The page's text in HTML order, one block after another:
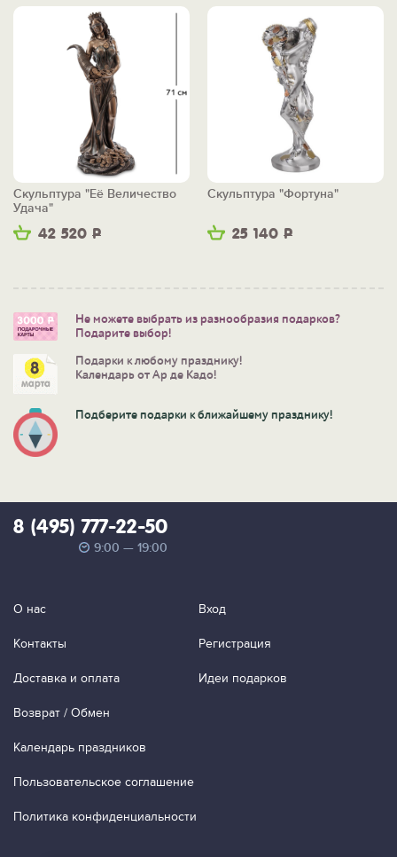
42 520 Р
Скульптура "Её Величество
Удача"
25 140 Р
Скульптура "Фортуна"
Не можете выбрать из разнообразия подарков?
Подарите выбор!
Подарки к любому празднику!
Календарь от Ар де Кадо!
Подберите подарки к ближайшему празднику!
8 (495) 777-22-50
9:00 — 19:00
О нас
Контакты
Доставка и оплата
Возврат / Обмен
Календарь праздников
Пользовательское соглашение
Политика конфиденциальности
Вход
Регистрация
Идеи подарков